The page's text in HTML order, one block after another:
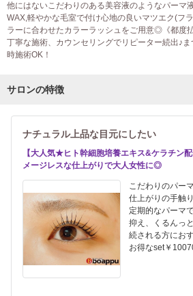
他にはないこだわりのある美容液のようなパーマ
WAX,軽やかな毛室で付け心地の良いマツエク(フ
ラーに合わせたカラーラッシュをご用意◎《都度
丁寧な施術、カウンセリングでリピーター続出♪
時施術OK！
サロンの特徴
ナチュラル上品な目元にしたい
【大人気★ヒト幹細胞培養エキス&ケラチン
メージレスな仕上がりで大人女性に◎
こだわりのパー
仕上がりの手触
定期的なパーマ
抑え、くるんっ
続される方にお
お得なset￥